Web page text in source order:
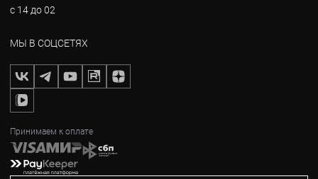
с 14 до 02
МЫ В СОЦСЕТЯХ
Принимаем к оплате